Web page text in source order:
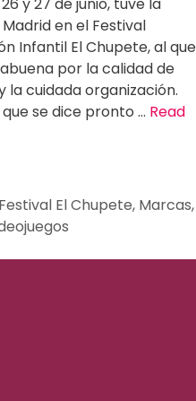
en el Festival
Infantil El Chupete, al que
por la calidad de
la cuidada organización.
se dice pronto … Read
Festival El Chupete, Marcas,